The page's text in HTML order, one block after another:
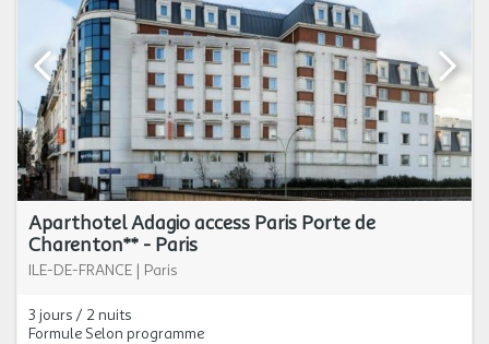
Aparthotel Adagio access Paris Porte de
Charenton** - Paris
ILE-DE-FRANCE | Paris
3 jours / 2 nuits
Formule Selon programme